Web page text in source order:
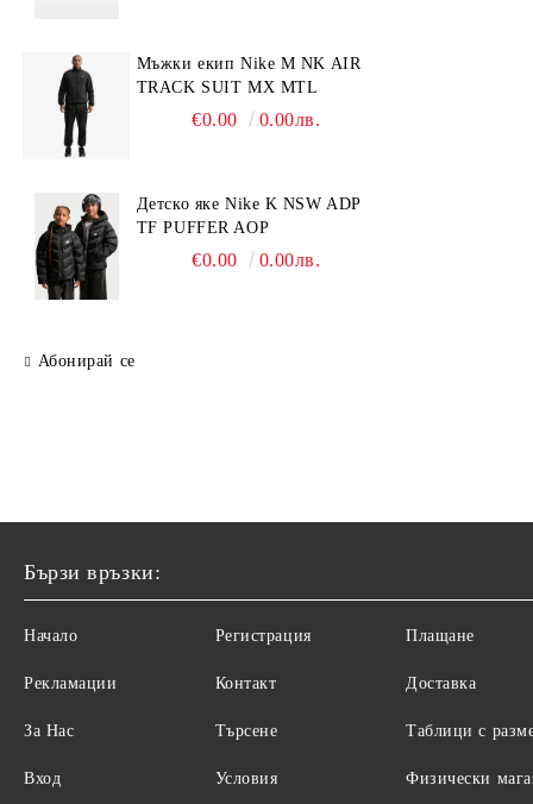
Мъжки екип Nike M NK AIR
TRACK SUIT MX MTL
€0.00 0.00лв.
Детско яке Nike K NSW ADP
TF PUFFER AOP
€0.00 0.00лв.
Абонирай се
Бързи връзки:
Начало
Рекламации
За Нас
Вход
Регистрация
Контакт
Търсене
Условия
Плащане
Доставка
Таблици с
Физически